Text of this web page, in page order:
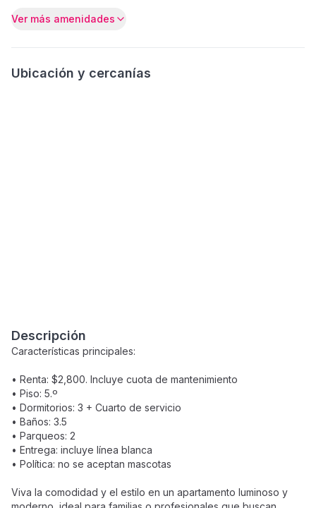
Ver más amenidades
Ubicación y cercanías
Descripción
Características principales:
• Renta: $2,800. Incluye cuota de mantenimiento
• Piso: 5.º
• Dormitorios: 3 + Cuarto de servicio
• Baños: 3.5
• Parqueos: 2
• Entrega: incluye línea blanca
• Política: no se aceptan mascotas
Viva la comodidad y el estilo en un apartamento luminoso y